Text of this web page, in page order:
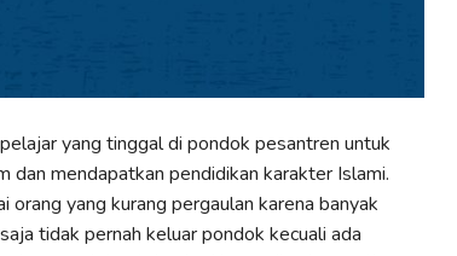
yang tinggal di pondok pesantren untuk
dan mendapatkan pendidikan karakter Islami.
yang kurang pergaulan karena banyak
tidak pernah keluar pondok kecuali ada